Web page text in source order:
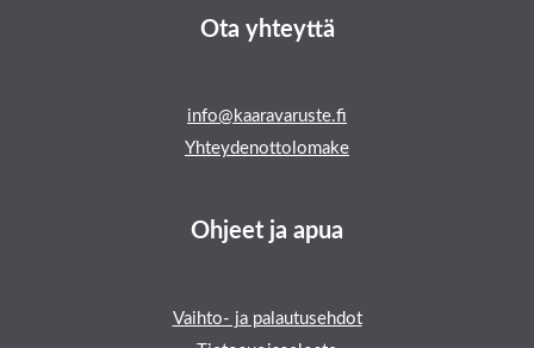
Ota yhteyttä
info@kaaravaruste.fi
Yhteydenottolomake
Ohjeet ja apua
Vaihto- ja palautusehdot